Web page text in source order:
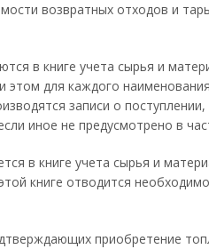
возвратных отходов и
в книге учета сырья и
для каждого
записи о
иное не предусмотрено в
в книге учета сырья и
книге отводится
приобретение